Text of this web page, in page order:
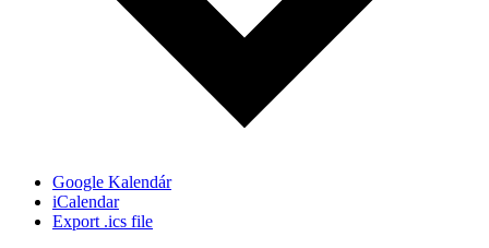
Google Kalendár
iCalendar
Export .ics file